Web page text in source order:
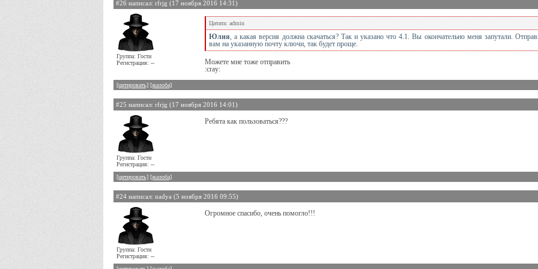
#26 написал: rfrjg (17 ноября 2016 14:31)
Группа: Гости
Регистрация: --
Цитата: admin
Юлия , а какая версия должна скачаться? Так и указано что 4.1. Вы окончательно меня запутали.
вам на указанную почту ключи, так будет проще.
Можете мне тоже отправить
:cray:
[цитировать] [жалоба]
#25 написал: rfrjg (17 ноября 2016 14:01)
Группа: Гости
Регистрация: --
Ребята как пользоваться???
[цитировать] [жалоба]
#24 написал: nadya (5 ноября 2016 09:55)
Группа: Гости
Регистрация: --
Огромное спасибо, очень помогло!!!